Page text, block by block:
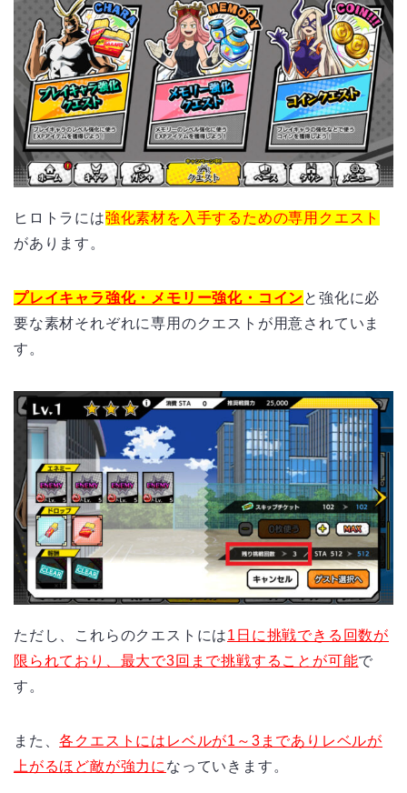
ヒロトラには強化素材を入手するための専用クエスト
があります。
プレイキャラ強化・メモリー強化・コインと強化に必
要な素材それぞれに専用のクエストが用意されていま
す。
ただし、これらのクエストには1日に挑戦できる回数が
限られており、最大で3回まで挑戦することが可能で
す。
また、各クエストにはレベルが1～3までありレベルが
上がるほど敵が強力に なっていきます。